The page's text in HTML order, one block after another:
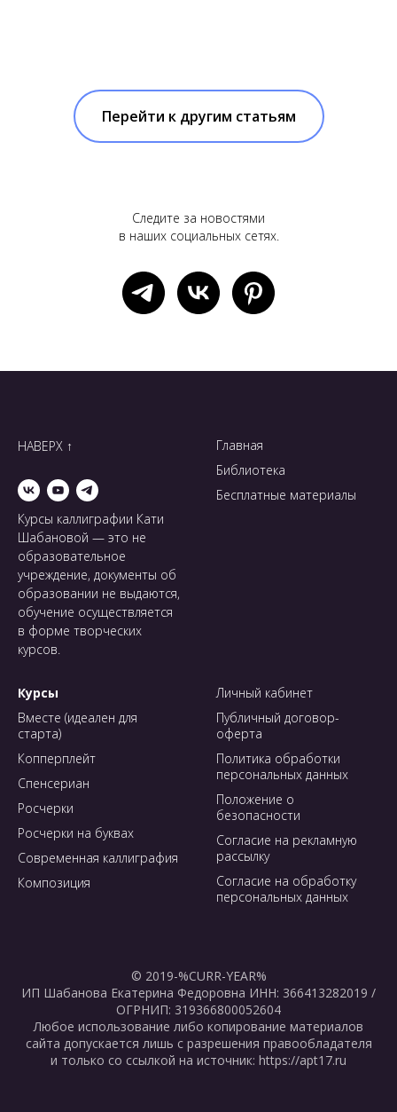
Перейти к другим статьям
Следите за новостями
в наших социальных сетях.
НАВЕРХ ↑
Курсы каллиграфии Кати
Шабановой — это не
образовательное
учреждение, документы об
образовании не выдаются,
обучение осуществляется
в форме творческих
курсов.
Главная
Библиотека
Бесплатные материалы
Курсы
Вместе (идеален для
старта)
Копперплейт
Спенсериан
Росчерки
Росчерки на буквах
Современная каллиграфия
Композиция
Личный кабинет
Публичный договор-
оферта
Политика обработки
персональных данных
Положение о
безопасности
Согласие на рекламную
рассылку
Согласие на обработку
персональных данных
© 2019-%CURR-YEAR%
ИП Шабанова Екатерина Федоровна ИНН: 366413282019 /
ОГРНИП: 319366800052604
Любое использование либо копирование материалов
сайта допускается лишь с разрешения правообладателя
и только со ссылкой на источник: https://apt17.ru